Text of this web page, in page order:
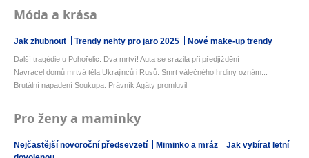
Móda a krása
Jak zhubnout Trendy nehty pro jaro 2025 Nové make-up trendy
Další tragédie u Pohořelic: Dva mrtví! Auta se srazila při předjíždění
Navracel domů mrtvá těla Ukrajinců i Rusů: Smrt válečného hrdiny oznám...
Brutální napadení Soukupa. Právník Agáty promluvil
Pro ženy a maminky
Nejčastější novoroční předsevzetí Miminko a mráz
Jak vybírat letní